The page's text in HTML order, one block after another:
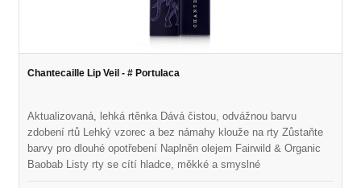
Chantecaille Lip Veil - # Portulaca
Aktualizovaná, lehká rtěnka Dává čistou, odvážnou barvu
zdobení rtů Lehký vzorec a bez námahy klouže na rty Zůstaňte
barvy pro dlouhé opotřebení Naplněn olejem Fairwild & Organic
Baobab Listy rty se cítí hladce, měkké a smyslné